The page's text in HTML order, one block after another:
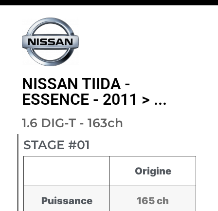
NISSAN TIIDA -
ESSENCE - 2011 > ...
1.6 DIG-T - 163ch
STAGE #01
Origine
Puissance 165 ch